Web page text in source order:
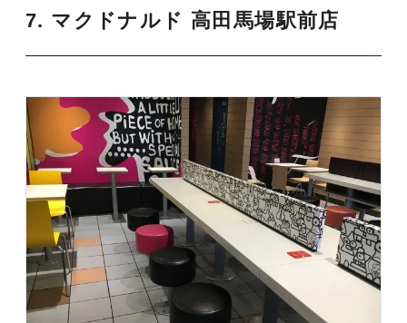
7. マクドナルド 高田馬場駅前店